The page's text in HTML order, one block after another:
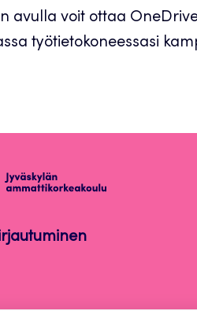
avulla voit ottaa
työtietokoneessasi